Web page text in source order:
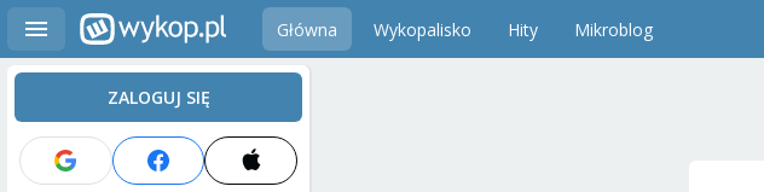
Główna Wykopalisko Hity Mikroblog
ZALOGUJ SIĘ